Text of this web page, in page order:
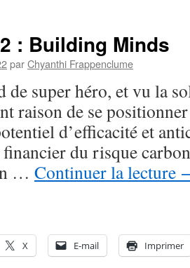
: Building Minds
parChyanthi Frappenclume
de super héro, et vu la
raison de se
d’efficacité et
du risque
… Continuer la lecture
X E-mail Imprimer